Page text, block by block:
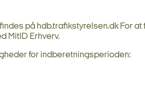
på hdb.trafikstyrelsen.dk For at
MitID Erhverv.
for indberetningsperioden: